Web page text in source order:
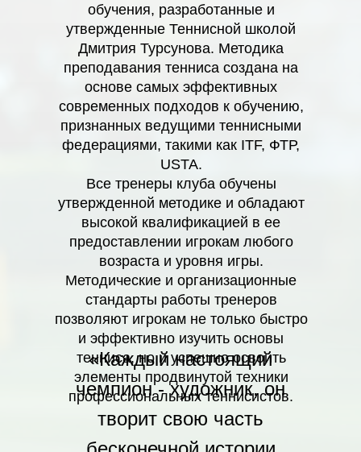
обучения, разработанные и
утвержденные Теннисной школой
Дмитрия Турсунова. Методика
преподавания тенниса создана на
основе самых эффективных
современных подходов к обучению,
признанных ведущими теннисными
федерациями, такими как ITF, ФТР,
USTA.
Все тренеры клуба обучены
утвержденной методике и обладают
высокой квалификацией в ее
предоставлении игрокам любого
возраста и уровня игры.
Методические и организационные
стандарты работы тренеров
позволяют игрокам не только быстро
и эффективно изучить основы
тенниса, но и успешно освоить
элементы продвинутой техники
профессиональных теннисистов.
«Каждый настоящий
чемпион - художник, он
творит свою часть